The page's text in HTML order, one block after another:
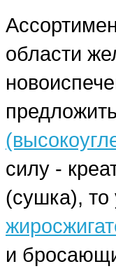
области
силу -
(сушка),
и